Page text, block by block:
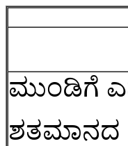
ಮುಂಡಿಗೆ
ಶತಮಾನದ